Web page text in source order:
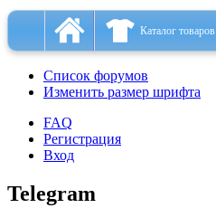
Каталог товаров
Список форумов
Изменить размер шрифта
FAQ
Регистрация
Вход
Telegram